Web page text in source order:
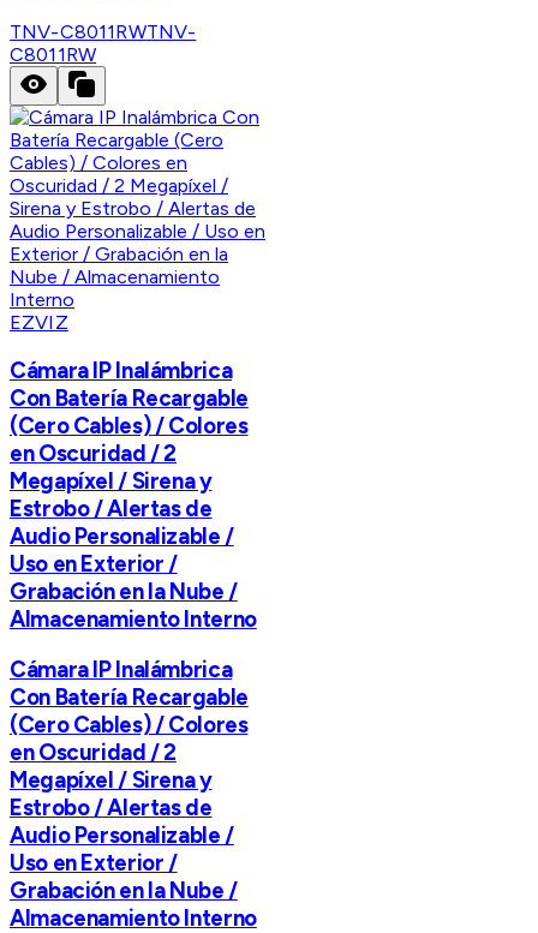
TNV-C8011RWTNV-
C8011RW
EZVIZ
Cámara IP Inalámbrica
Con Batería Recargable
(Cero Cables) / Colores
en Oscuridad / 2
Megapíxel / Sirena y
Estrobo / Alertas de
Audio Personalizable /
Uso en Exterior /
Grabación en la Nube /
Almacenamiento Interno
Cámara IP Inalámbrica
Con Batería Recargable
(Cero Cables) / Colores
en Oscuridad / 2
Megapíxel / Sirena y
Estrobo / Alertas de
Audio Personalizable /
Uso en Exterior /
Grabación en la Nube /
Almacenamiento Interno